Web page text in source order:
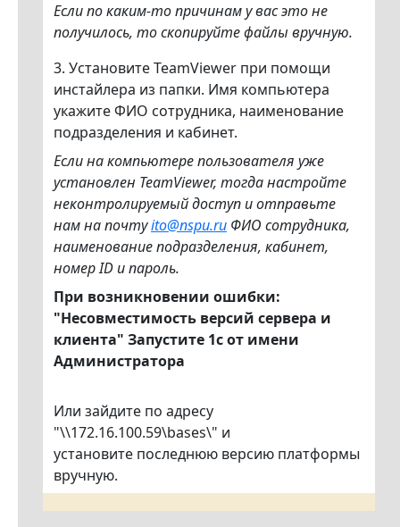
Если по каким-то причинам у вас это не
получилось, то скопируйте файлы вручную.
3. Установите TeamViewer при помощи
инстайлера из папки. Имя компьютера
укажите ФИО сотрудника, наименование
подразделения и кабинет.
Если на компьютере пользователя уже
установлен TeamViewer, тогда настройте
неконтролируемый доступ и отправьте
нам на почтуito@nspu.ru ФИО сотрудника,
наименование подразделения, кабинет,
номер ID и пароль.
При возникновении ошибки:
"Несовместимость версий сервера и
клиента" Запустите 1с от имени
Администратора
Или зайдите по адресу
"\\172.16.100.59\bases\" и
установите последнюю версию платформы
вручную.